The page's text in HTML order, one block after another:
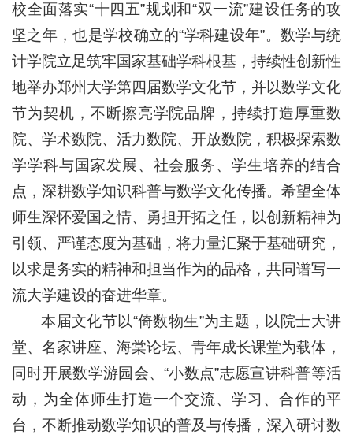
校全面落实“十四五”规划和“双一流”建设任务的攻
坚之年，也是学校确立的“学科建设年”。数学与统
计学院立足筑牢国家基础学科根基，持续性创新性
地举办郑州大学第四届数学文化节，并以数学文化
节为契机，不断擦亮学院品牌，持续打造厚重数
院、学术数院、活力数院、开放数院，积极探索数
学学科与国家发展、社会服务、学生培养的结合
点，深耕数学知识科普与数学文化传播。希望全体
师生深怀爱国之情、勇担开拓之任，以创新精神为
引领、严谨态度为基础，将力量汇聚于基础研究，
以求是务实的精神和担当作为的品格，共同谱写一
流大学建设的奋进华章。
本届文化节以“倚数物生”为主题，以院士大讲
堂、名家讲座、海棠论坛、青年成长课堂为载体，
同时开展数学游园会、“小数点”志愿宣讲科普等活
动，为全体师生打造一个交流、学习、合作的平
台，不断推动数学知识的普及与传播，深入研讨数